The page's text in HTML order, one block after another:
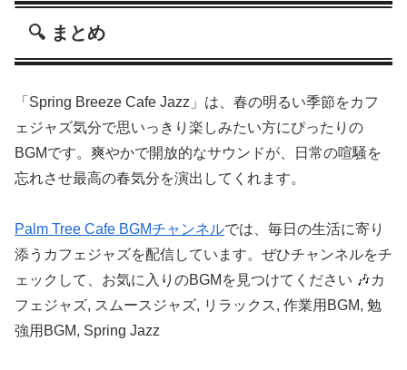
🔍 まとめ
「Spring Breeze Cafe Jazz」は、春の明るい季節をカフ
ェジャズ気分で思いっきり楽しみたい方にぴったりの
BGMです。爽やかで開放的なサウンドが、日常の喧騒を
忘れさせ最高の春気分を演出してくれます。
Palm Tree Cafe BGMチャンネルでは、毎日の生活に寄り
添うカフェジャズを配信しています。ぜひチャンネルをチ
ェックして、お気に入りのBGMを見つけてください 🎶カ
フェジャズ, スムースジャズ, リラックス, 作業用BGM, 勉
強用BGM, Spring Jazz